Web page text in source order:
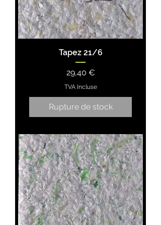
Tapez 21/6
Prix
29,40 €
TVA Incluse
Rupture de stock